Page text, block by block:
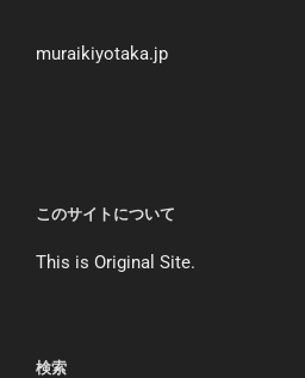
muraikiyotaka.jp
このサイトについて
This is Original Site.
検索